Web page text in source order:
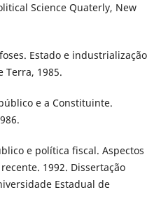
Science Quaterly, New
Estado e industrialização
Terra, 1985.
e a Constituinte.
e política fiscal. Aspectos
1992. Dissertação
Estadual de